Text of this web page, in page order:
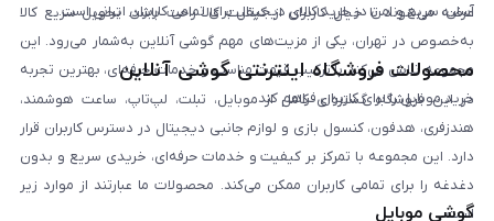
آسان، سریع و امن در خرید کالای دیجیتال برای تمامی کاربران ایرانی است.
عرضه می‌شوند تا خیال کاربران از کیفیت کالا راحت باشد. تحویل سریع کالا
به‌خصوص در تهران، یکی از مزیت‌های مهم گوشی آنلاین به‌شمار می‌رود. این
مجموعه تلاش می‌کند با ترکیب قیمت مناسب و خدمات حرفه‌ای، بهترین تجربه
خرید موبایل را برای کاربران فراهم کند.
محصولات فروشگاه اینترنتی گوشی آنلاین
در این فروشگاه گستره‌ای کامل از موبایل، تبلت، لپ‌تاپ، ساعت هوشمند،
هندزفری، هدفون، کنسول بازی و لوازم جانبی دیجیتال در دسترس کاربران قرار
دارد. این مجموعه با تمرکز بر کیفیت و خدمات حرفه‌ای، خریدی سریع و بدون
دغدغه را برای تمامی کاربران ممکن می‌کند. محصولات ما عبارتند از موارد زیر
است:
گوشی موبایل